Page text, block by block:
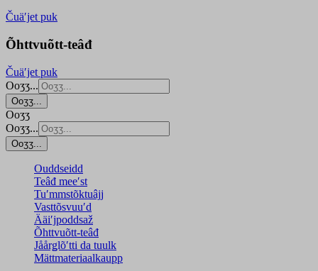
Čuäʹjet puk
Õhttvuõtt-teâđ
Čuäʹjet puk
Ooʒʒ...
Ooʒʒ...
Ooʒʒ
Ooʒʒ...
Ooʒʒ...
Ouddseidd
Teâđ meeʹst
Tuʹmmstõktuâjj
Vasttõsvuuʹd
Ääiʹjpoddsaž
Õhttvuõtt-teâđ
Jåårǥlõʹtti da tuulk
Mättmateriaalkaupp